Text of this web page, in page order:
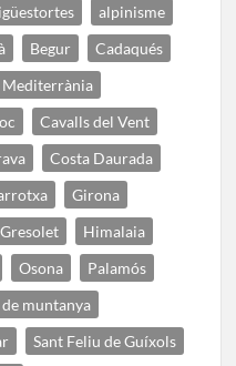
alpinisme
Begur
Cadaqués
Mediterrània
Cavalls del Vent
Costa Daurada
Girona
Gresolet
Himalaia
Osona
Palamós
de muntanya
Sant Feliu de Guíxols